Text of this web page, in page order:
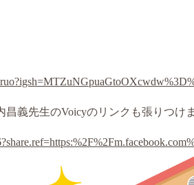
義先生のVoicyのリンクも張りつけ